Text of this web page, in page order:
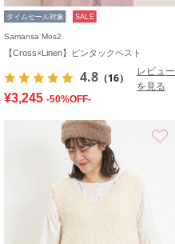
タイムセール対象 SALE
Samansa Mos2
【Cross×Linen】ピンタックベスト
4.8 （16）
レビュー
を見る
¥3,245 -50%OFF-